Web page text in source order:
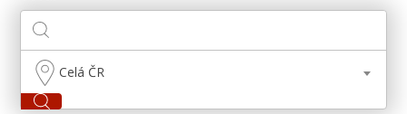
Celá ČR